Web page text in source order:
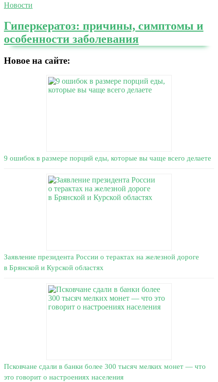
Новости
Гиперкератоз: причины, симптомы и
особенности заболевания
Новое на сайте:
9 ошибок в размере порций еды, которые вы чаще всего делаете
Заявление президента России о терактах на железной дороге
в Брянской и Курской областях
Псковчане сдали в банки более 300 тысяч мелких монет — что
это говорит о настроениях населения